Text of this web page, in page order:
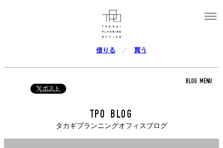
借りる 買う
ポスト
BLOG MENU
TPO BLOG
タカギプランニングオフィスブログ